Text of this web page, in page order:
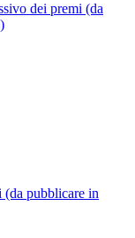
dei premi (da
pubblicare in